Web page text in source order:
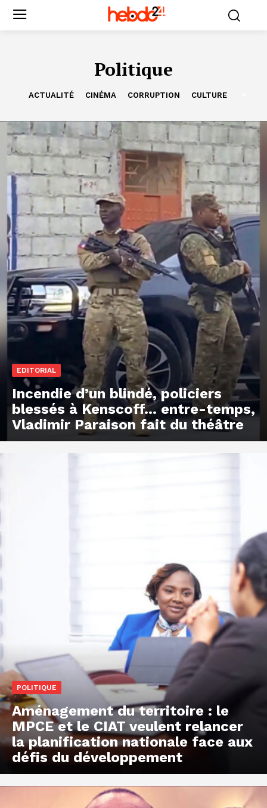
Politique
ACTUALITÉ CINÉMA CORRUPTION CULTURE
EDITORIAL
Incendie d’un blindé, policiers
blessés à Kenscoff… entre-temps,
Vladimir Paraison fait du théâtre
POLITIQUE
Aménagement du territoire : le
MPCE et le CIAT veulent relancer
la planification nationale face aux
défis du développement